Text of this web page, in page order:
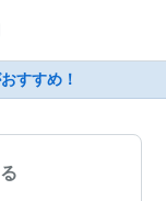
すすめ！